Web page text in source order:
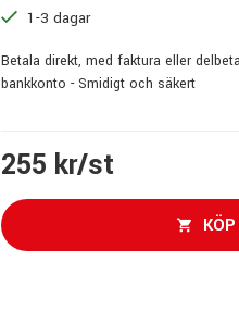
1-3 dagar
Betala direkt, med faktura eller
bankkonto - Smidigt och säkert
255 kr/st
KÖP